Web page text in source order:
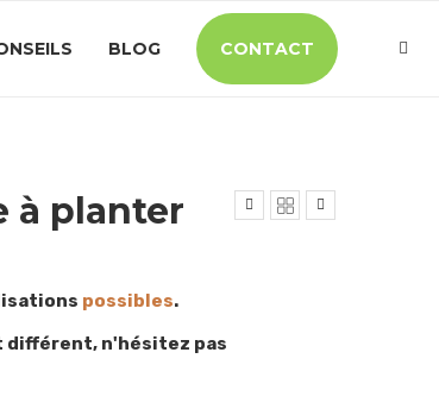
BLOG CONTACT
à planter
possibles.
différent, n'hésitez pas